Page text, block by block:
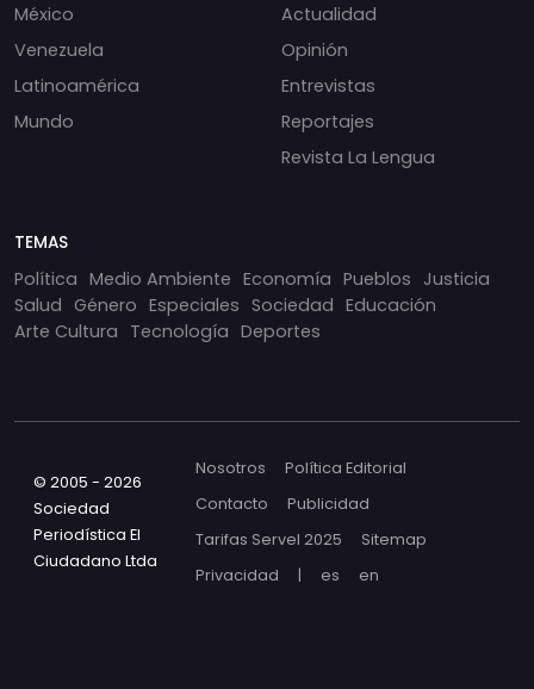
México
Venezuela
Latinoamérica
Mundo
Actualidad
Opinión
Entrevistas
Reportajes
Revista La Lengua
TEMAS
Política Medio Ambiente Economía Pueblos Justicia
Salud Género Especiales Sociedad Educación
Arte Cultura Tecnología Deportes
© 2005 - 2026
Sociedad
Periodística El
Ciudadano Ltda
Nosotros
Política Editorial
Contacto
Publicidad
Tarifas Servel 2025
Sitemap
Privacidad
| es en